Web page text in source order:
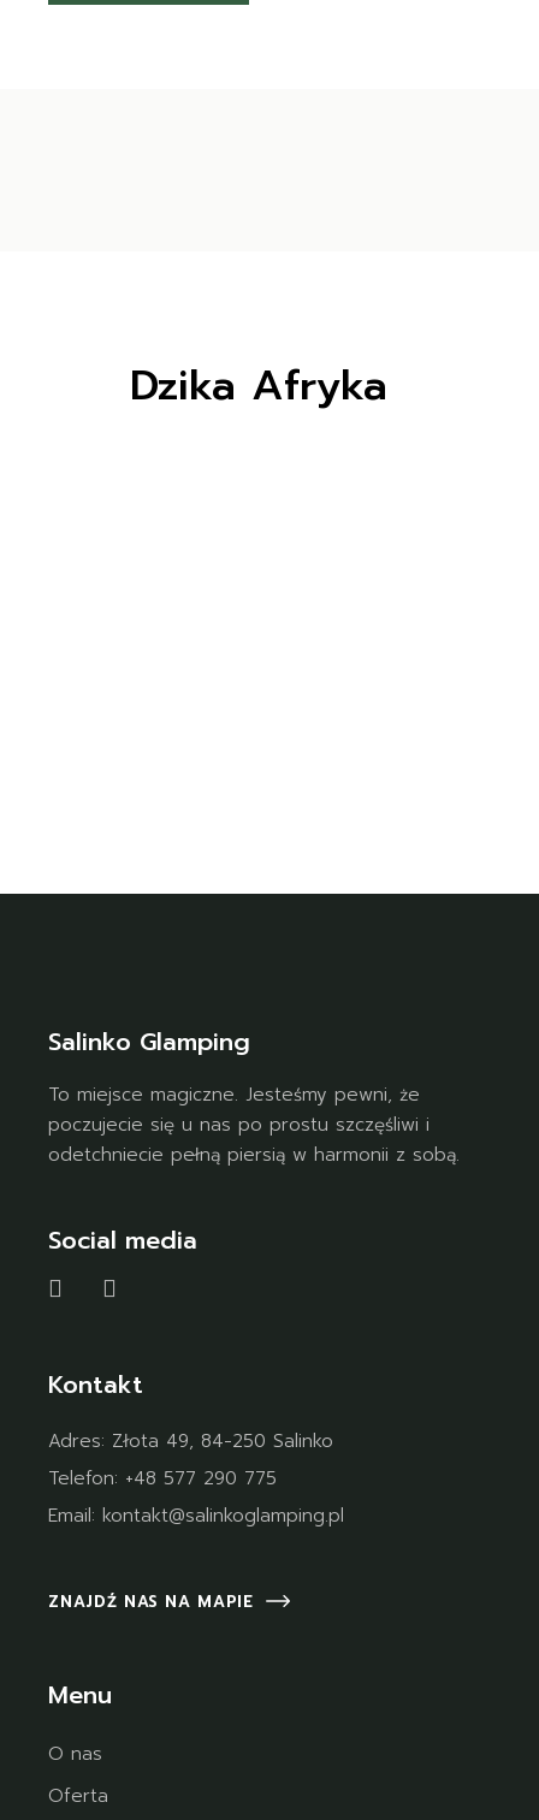
Dzika Afryka
Salinko Glamping
To miejsce magiczne. Jesteśmy pewni, że
poczujecie się u nas po prostu szczęśliwi i
odetchniecie pełną piersią w harmonii z sobą.
Social media
Kontakt
Adres: Złota 49, 84-250 Salinko
Telefon: +48 577 290 775
Email:kontakt@salinkoglamping.pl
ZNAJDŹ NAS NA MAPIE
Menu
O nas
Oferta